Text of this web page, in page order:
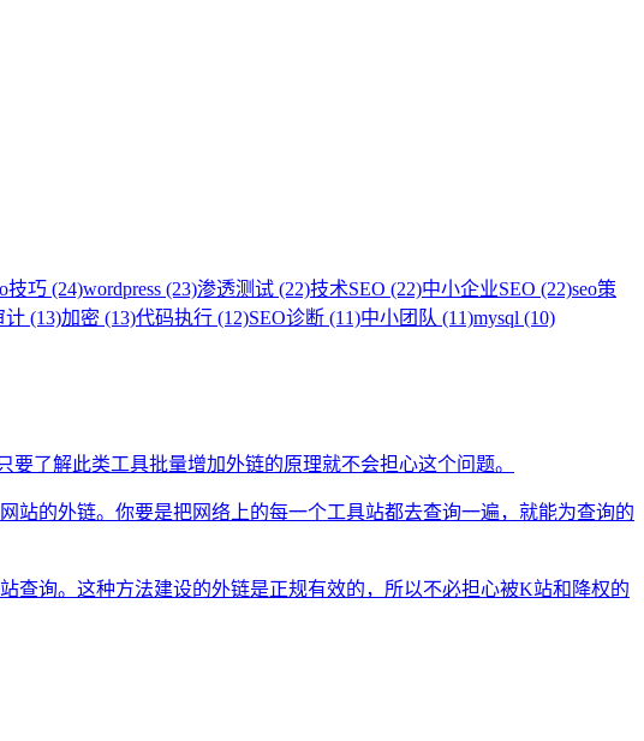
技巧 (24)wordpress (23)渗透测试 (22)技术SEO (22)中小企业SEO (22)seo策
计 (13)加密 (13)代码执行 (12)SEO诊断 (11)中小团队 (11)mysql (10)
了解此类工具批量增加外链的原理就不会担心这个问题。
站的外链。你要是把网络上的每一个工具站都去查询一遍，就能为查询的
查询。这种方法建设的外链是正规有效的，所以不必担心被K站和降权的